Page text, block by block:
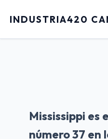
INDUSTRIA420
Mississippi es
número 37 en